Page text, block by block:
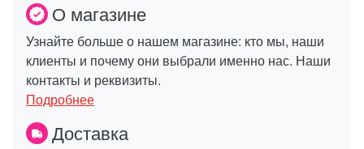
О магазине
Узнайте больше о нашем магазине: кто мы, наши
клиенты и почему они выбрали именно нас. Наши
контакты и реквизиты.
Подробнее
Доставка